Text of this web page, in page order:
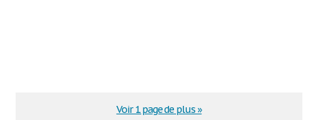
Voir 1 page de plus »